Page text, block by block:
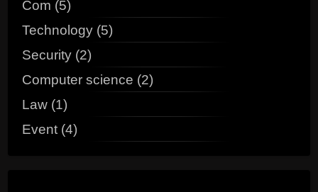
Com (5)
Technology (5)
Security (2)
Computer science (2)
Law (1)
Event (4)